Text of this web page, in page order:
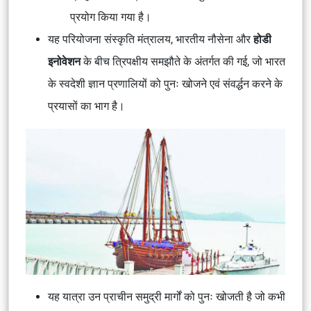
प्रयोग किया गया है।
यह परियोजना संस्कृति मंत्रालय, भारतीय नौसेना औरहोडी
इनोवेशनके बीच त्रिपक्षीय समझौते के अंतर्गत की गई, जो भारत
के स्वदेशी ज्ञान प्रणालियों को पुनः खोजने एवं संवर्द्धन करने के
प्रयासों का भाग है।
यह यात्रा उन प्राचीन समुद्री मार्गों को पुनः खोजती है जो कभी